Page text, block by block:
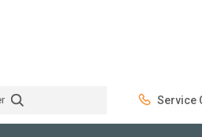
Service